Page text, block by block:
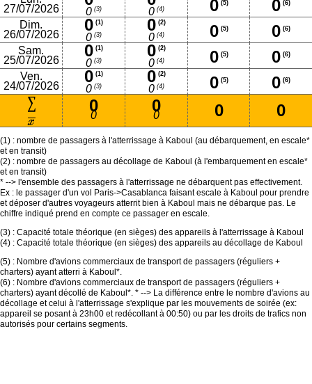
27/07/2026
0 (3) 0 (4) 0(5) 0 (6)
Dim.
26/07/2026
0 (1)
0 (3)
0 (2)
0 (4) 0(5) 0 (6)
Sam.
25/07/2026
0 (1)
0 (3)
0 (2)
0 (4) 0(5) 0 (6)
Ven.
24/07/2026
0 (1)
0 (3)
0 (2)
0 (4) 0(5) 0 (6)
0
0
0
0 0 0
(1) : nombre de passagers à l'atterrissage à Kaboul (au débarquement, en escale*
et en transit)
(2) : nombre de passagers au décollage de Kaboul (à l'embarquement en escale*
et en transit)
* --> l'ensemble des passagers à l'atterrissage ne débarquent pas effectivement.
Ex : le passager d'un vol Paris->Casablanca faisant escale à Kaboul pour prendre
et déposer d'autres voyageurs atterrit bien à Kaboul mais ne débarque pas. Le
chiffre indiqué prend en compte ce passager en escale.
(3) : Capacité totale théorique (en sièges) des appareils à l'atterrissage à Kaboul
(4) : Capacité totale théorique (en sièges) des appareils au décollage de Kaboul
(5) : Nombre d'avions commerciaux de transport de passagers (réguliers +
charters) ayant atterri à Kaboul*.
(6) : Nombre d'avions commerciaux de transport de passagers (réguliers +
charters) ayant décollé de Kaboul*. * --> La différence entre le nombre d'avions au
décollage et celui à l'atterrissage s'explique par les mouvements de soirée (ex:
appareil se posant à 23h00 et redécollant à 00:50) ou par les droits de trafics non
autorisés pour certains segments.